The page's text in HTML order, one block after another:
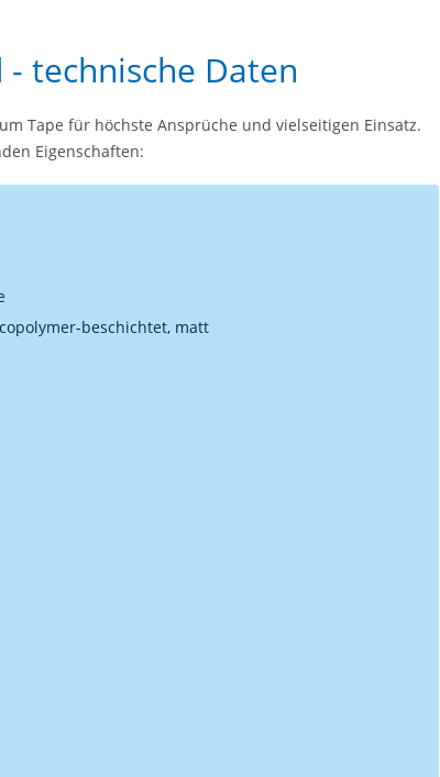
- technische Daten
Tape für höchste Ansprüche und vielseitigen Einsatz.
Eigenschaften:
beschichtet, matt